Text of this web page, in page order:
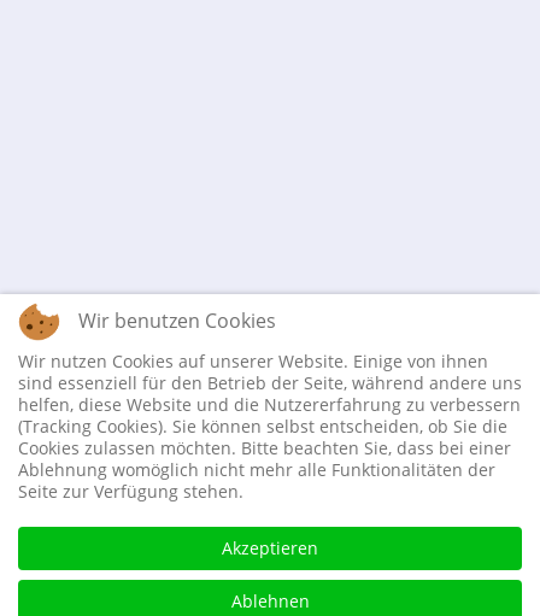
Wir benutzen Cookies
Wir nutzen Cookies auf unserer Website. Einige von ihnen
sind essenziell für den Betrieb der Seite, während andere uns
helfen, diese Website und die Nutzererfahrung zu verbessern
(Tracking Cookies). Sie können selbst entscheiden, ob Sie die
Cookies zulassen möchten. Bitte beachten Sie, dass bei einer
Ablehnung womöglich nicht mehr alle Funktionalitäten der
Seite zur Verfügung stehen.
Akzeptieren
Ablehnen